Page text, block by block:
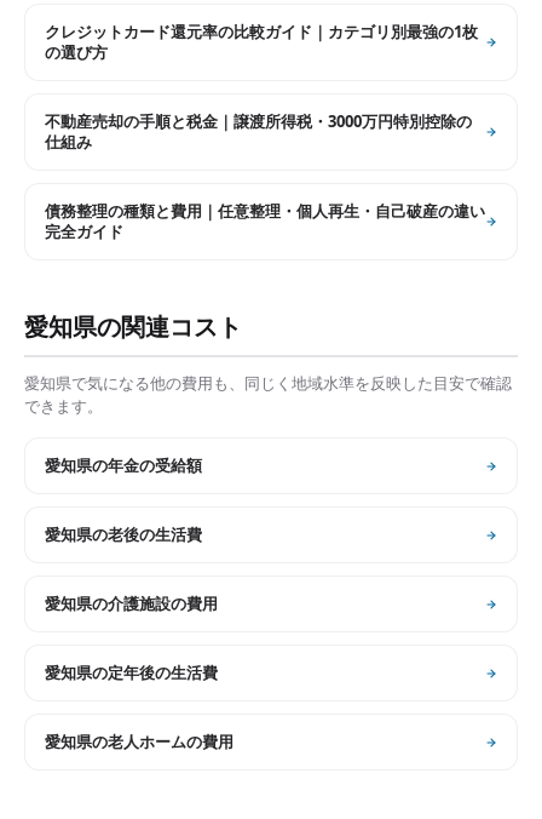
クレジットカード還元率の比較ガイド｜カテゴリ別最強の1枚
の選び方
不動産売却の手順と税金｜譲渡所得税・3000万円特別控除の
仕組み
債務整理の種類と費用｜任意整理・個人再生・自己破産の違い
完全ガイド
愛知県の関連コスト
愛知県で気になる他の費用も、同じく地域水準を反映した目安で確認
できます。
愛知県の年金の受給額
愛知県の老後の生活費
愛知県の介護施設の費用
愛知県の定年後の生活費
愛知県の老人ホームの費用